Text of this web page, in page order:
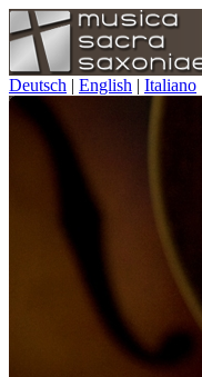
Deutsch | English | Italiano